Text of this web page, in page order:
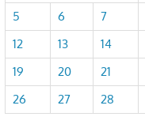
5
6 7
12
13 14
19
20 21
26
27 28